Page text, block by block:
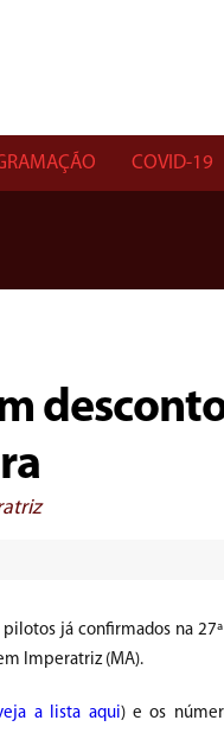
COVID-19
já confirmados na
Imperatriz (MA).
a lista aqui) e os